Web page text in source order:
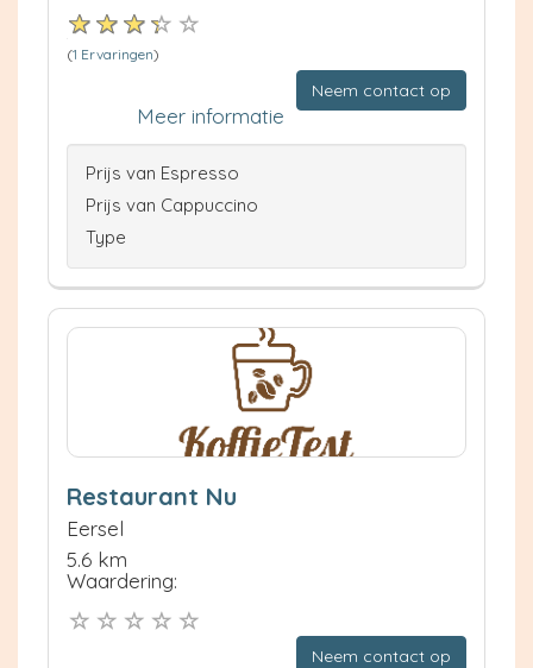
(1 Ervaringen)
Neem contact op
Meer informatie
Prijs van Espresso
Prijs van Cappuccino
Type
Restaurant Nu
Eersel
5.6 km
Waardering:
Neem contact op